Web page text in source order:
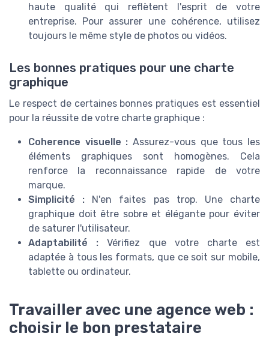
haute qualité qui reflètent l'esprit de votre
entreprise. Pour assurer une cohérence, utilisez
toujours le même style de photos ou vidéos.
Les bonnes pratiques pour une charte
graphique
Le respect de certaines bonnes pratiques est essentiel
pour la réussite de votre charte graphique :
Coherence visuelle : Assurez-vous que tous les
éléments graphiques sont homogènes. Cela
renforce la reconnaissance rapide de votre
marque.
Simplicité : N'en faites pas trop. Une charte
graphique doit être sobre et élégante pour éviter
de saturer l'utilisateur.
Adaptabilité : Vérifiez que votre charte est
adaptée à tous les formats, que ce soit sur mobile,
tablette ou ordinateur.
Travailler avec une agence web :
choisir le bon prestataire